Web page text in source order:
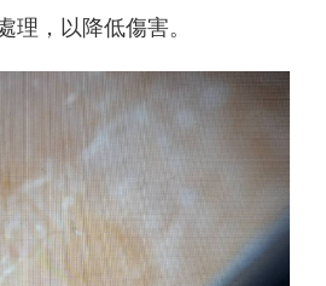
理，以降低傷害。